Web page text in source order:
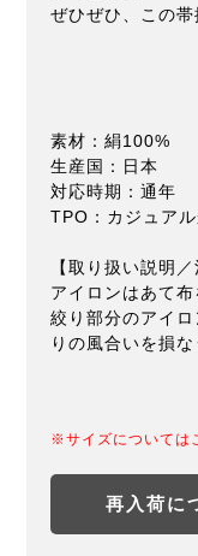
ぜひぜひ、この帯
素材：絹100%
生産国：日本
対応時期：通年
TPO：カジュア
【取り扱い説明／
アイロンはあて布
絞り部分のアイ
りの風合いを損
※サイズについては
再入荷に